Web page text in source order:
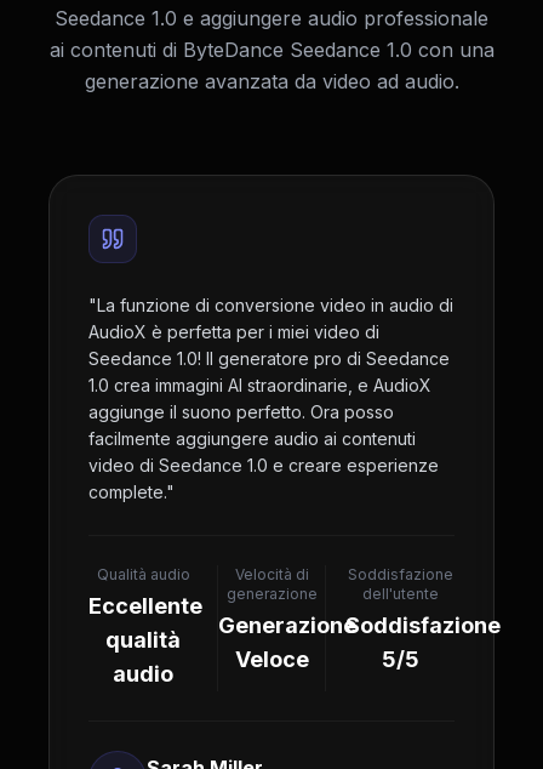
Seedance 1.0 e aggiungere audio professionale
ai contenuti di ByteDance Seedance 1.0 con una
generazione avanzata da video ad audio.
"La funzione di conversione video in audio di
AudioX è perfetta per i miei video di
Seedance 1.0! Il generatore pro di Seedance
1.0 crea immagini AI straordinarie, e AudioX
aggiunge il suono perfetto. Ora posso
facilmente aggiungere audio ai contenuti
video di Seedance 1.0 e creare esperienze
complete."
Qualità audio
Eccellente
qualità
audio
Velocità di
generazione
Generazione
Veloce
Soddisfazione
dell'utente
Soddisfazione
5/5